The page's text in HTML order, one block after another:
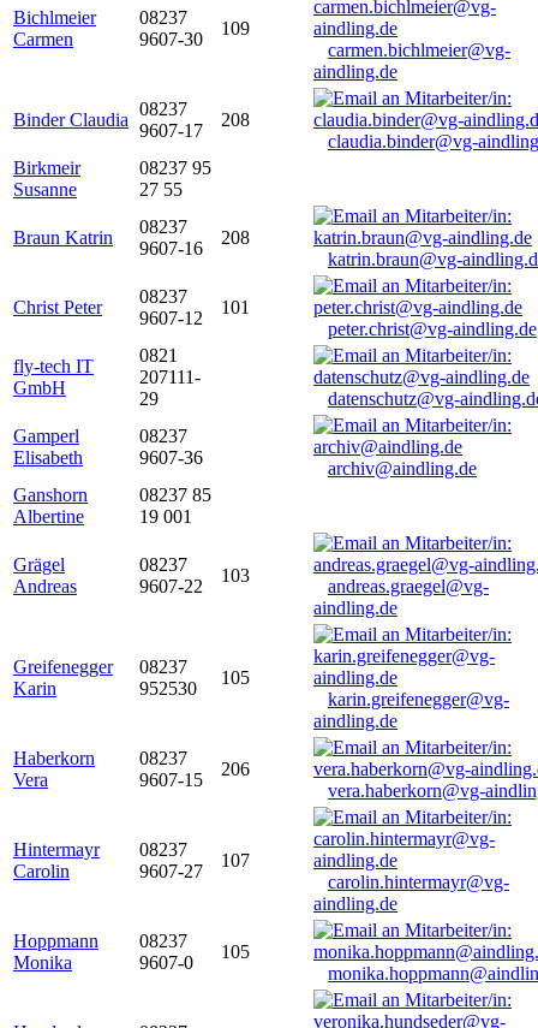
Bichlmeier
Carmen
08237
9607-30
109
carmen.bichlmeier@vg-
aindling.de
Binder Claudia
08237
9607-17
208
claudia.binder@vg-
Birkmeir
Susanne
08237 95
27 55
Braun Katrin
08237
9607-16
208
katrin.braun@vg-
Christ Peter
08237
9607-12
101
peter.christ@vg-aindling.de
fly-tech IT
GmbH
0821
207111-
29
datenschutz@vg-
Gamperl
Elisabeth
08237
9607-36
archiv@aindling.de
Ganshorn
Albertine
08237 85
19 001
Grägel
Andreas
08237
9607-22
103
andreas.graegel@vg-
aindling.de
Greifenegger
Karin
08237
952530
105
karin.greifenegger@vg-
aindling.de
Haberkorn
Vera
08237
9607-15
206
vera.haberkorn@vg-
Hintermayr
Carolin
08237
9607-27
107
carolin.hintermayr@vg-
aindling.de
Hoppmann
Monika
08237
9607-0
105